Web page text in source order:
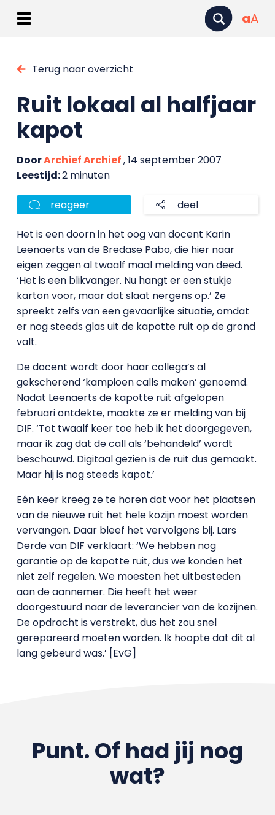
aA
Terug naar overzicht
Ruit lokaal al halfjaar
kapot
DoorArchief Archief, 14 september 2007
Leestijd:2 minuten
reageer deel
Het is een doorn in het oog van docent Karin
Leenaerts van de Bredase Pabo, die hier naar
eigen zeggen al twaalf maal melding van deed.
‘Het is een blikvanger. Nu hangt er een stukje
karton voor, maar dat slaat nergens op.’ Ze
spreekt zelfs van een gevaarlijke situatie, omdat
er nog steeds glas uit de kapotte ruit op de grond
valt.
De docent wordt door haar collega’s al
gekscherend ‘kampioen calls maken’ genoemd.
Nadat Leenaerts de kapotte ruit afgelopen
februari ontdekte, maakte ze er melding van bij
DIF. ‘Tot twaalf keer toe heb ik het doorgegeven,
maar ik zag dat de call als ‘behandeld’ wordt
beschouwd. Digitaal gezien is de ruit dus gemaakt.
Maar hij is nog steeds kapot.’
Eén keer kreeg ze te horen dat voor het plaatsen
van de nieuwe ruit het hele kozijn moest worden
vervangen. Daar bleef het vervolgens bij. Lars
Derde van DIF verklaart: ‘We hebben nog
garantie op de kapotte ruit, dus we konden het
niet zelf regelen. We moesten het uitbesteden
aan de aannemer. Die heeft het weer
doorgestuurd naar de leverancier van de kozijnen.
De opdracht is verstrekt, dus het zou snel
gerepareerd moeten worden. Ik hoopte dat dit al
lang gebeurd was.’ [EvG]
Punt. Of had jij nog
wat?